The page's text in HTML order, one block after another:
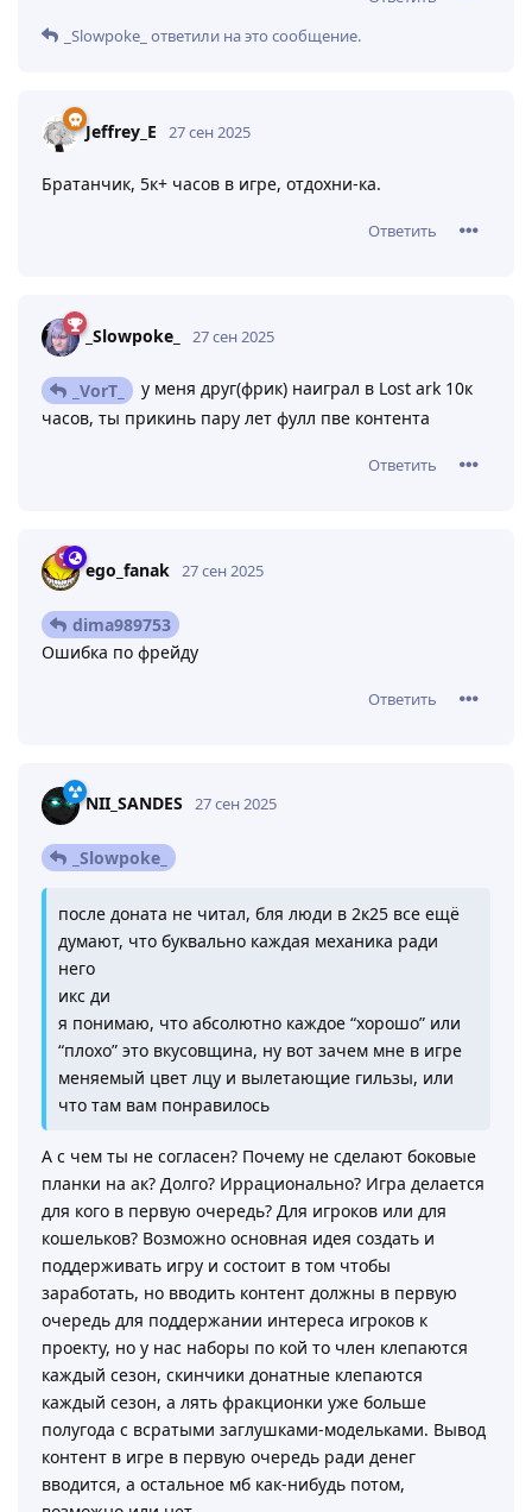
_Slowpoke_ ответили на это сообщение.
Jeffrey_E 27 сен 2025
Братанчик, 5к+ часов в игре, отдохни-ка.
Ответить
_Slowpoke_ 27 сен 2025
_VorT_
у меня друг(фрик) наиграл в Lost ark 10к
часов, ты прикинь пару лет фулл пве контента
Ответить
ego_fanak 27 сен 2025
dima989753
Ошибка по фрейду
Ответить
NII_SANDES 27 сен 2025
_Slowpoke_
после доната не читал, бля люди в 2к25 все ещё
думают, что буквально каждая механика ради
него
икс ди
я понимаю, что абсолютно каждое “хорошо” или
“плохо” это вкусовщина, ну вот зачем мне в игре
меняемый цвет лцу и вылетающие гильзы, или
что там вам понравилось
А с чем ты не согласен? Почему не сделают боковые
планки на ак? Долго? Иррационально? Игра делается
для кого в первую очередь? Для игроков или для
кошельков? Возможно основная идея создать и
поддерживать игру и состоит в том чтобы
заработать, но вводить контент должны в первую
очередь для поддержании интереса игроков к
проекту, но у нас наборы по кой то член клепаются
каждый сезон, скинчики донатные клепаются
каждый сезон, а лять фракционки уже больше
полугода с всратыми заглушками-модельками. Вывод
контент в игре в первую очередь ради денег
вводится, а остальное мб как-нибудь потом,